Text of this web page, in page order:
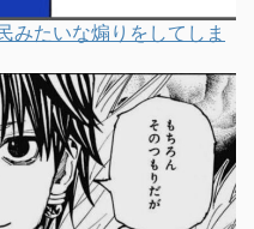
みたいな煽りをしてしま